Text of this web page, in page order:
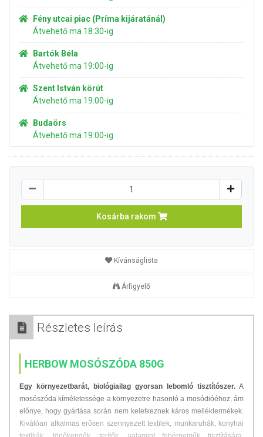
Fény utcai piac (Príma kijáratánál)
Átvehető ma 18:30-ig
Bartók Béla
Átvehető ma 19:00-ig
Szent István körút
Átvehető ma 19:00-ig
Budaörs
Átvehető ma 19:00-ig
Kosárba rakom
Kívánságlista
Árfigyelő
Részletes leírás
HERBOW MOSÓSZÓDA 850G
Egy környezetbarát, biológiailag gyorsan lebomló tisztítószer. A
mosószóda kíméletessége a környezetre hasonló a mosódióéhoz, ám
előnye, hogy gyártása során nem keletkeznek káros melléktermékek.
Kiválóan alkalmas erősen szennyezett textilek, munkaruhák, konyhai